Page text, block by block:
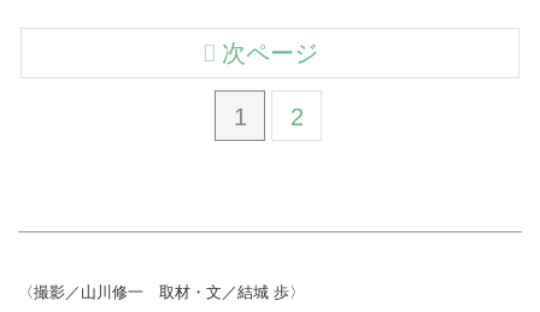
1 2
次ページ
〈撮影／山川修一 取材・文／結城 歩〉